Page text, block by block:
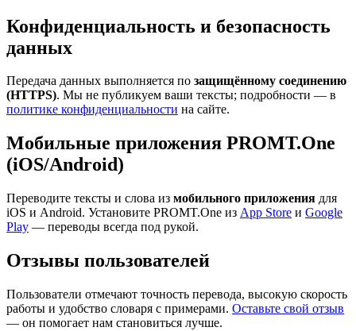
Конфиденциальность и безопасность
данных
Передача данных выполняется по защищённому соединению
(HTTPS). Мы не публикуем ваши тексты; подробности — в
политике конфиденциальности на сайте.
Мобильные приложения PROMT.One
(iOS/Android)
Переводите тексты и слова из мобильного приложения для
iOS и Android. Установите PROMT.One из App Store и Google
Play — переводы всегда под рукой.
Отзывы пользователей
Пользователи отмечают точность перевода, высокую скорость
работы и удобство словаря с примерами. Оставьте свой отзыв
— он помогает нам становиться лучше.